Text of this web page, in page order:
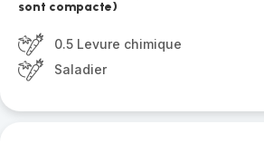
sont compacte)
0.5 Levure chimique
Saladier